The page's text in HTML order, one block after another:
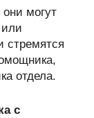
могут
или
стремятся
отдела.
с